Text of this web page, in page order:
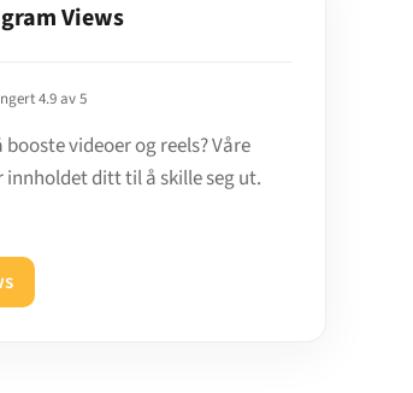
Views
4.9 av 5
booste videoer og reels? Våre
innholdet ditt til å skille seg ut.